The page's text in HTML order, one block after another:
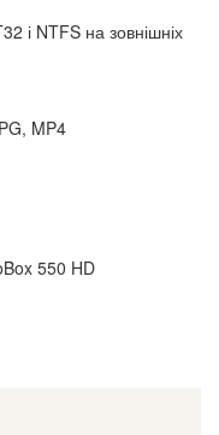
і NTFS на зовнішніх
MP4
550 HD